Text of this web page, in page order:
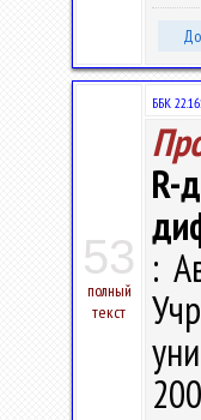
53
полный
текст
ББК
: